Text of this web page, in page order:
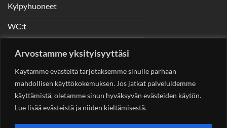
Arvostamme yksityisyyttäsi
Käytämme evästeitä tarjotaksemme sinulle parhaan
mahdollisen käyttökokemuksen. Jos jatkat palveluidemme
käyttämistä, oletamme sinun hyväksyvän evästeiden käytön.
Lue lisää evästeistä ja niiden kieltämisestä.
Kylpyhuoneet
WC:t
Nostimet
YHTEYSTIEDOT
Helsingin Rakennuskonevuokraus OySotungintie 449,